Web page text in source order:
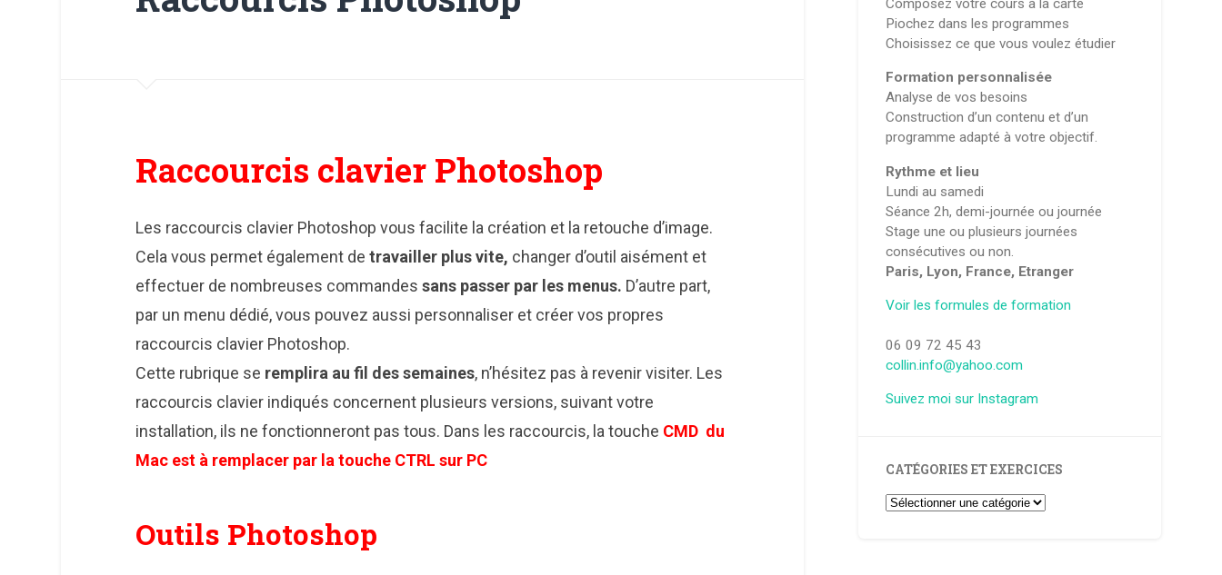
Raccourcis clavier Photoshop
Les raccourcis clavier Photoshop vous facilite la création et la retouche d’image.
Cela vous permet également de travailler plus vite, changer d’outil aisément et
effectuer de nombreuses commandes sans passer par les menus. D’autre part,
par un menu dédié, vous pouvez aussi personnaliser et créer vos propres
raccourcis clavier Photoshop.
Cette rubrique se remplira au fil des semaines, n’hésitez pas à revenir visiter. Les
raccourcis clavier indiqués concernent plusieurs versions, suivant votre
installation, ils ne fonctionneront pas tous. Dans les raccourcis, la touche CMD du
Mac est à remplacer par la touche CTRL sur PC
Outils Photoshop
Composez votre cours à la carte
Piochez dans les programmes
Choisissez ce que vous voulez étudier
Formation personnalisée
Analyse de vos besoins
Construction d’un contenu et d’un
programme adapté à votre objectif.
Rythme et lieu
Lundi au samedi
Séance 2h, demi-journée ou journée
Stage une ou plusieurs journées
consécutives ou non.
Paris, Lyon, France, Etranger
Voir les formules de formation
06 09 72 45 43
collin.info@yahoo.com
Suivez moi sur Instagram
CATÉGORIES ET EXERCICES
Catégories
et